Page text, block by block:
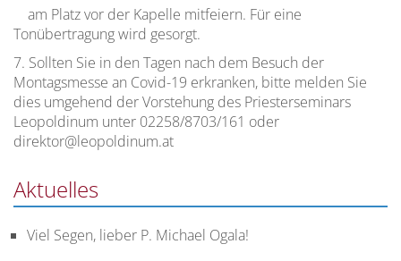
Stellvertreter
Studienordnung
des
Leopoldinums
Studium
Pastoralen
Lehrganges
der
Theologie
am Platz vor der Kapelle mitfeiern. Für eine
Tonübertragung wird gesorgt.
7. Sollten Sie in den Tagen nach dem Besuch der
Montagsmesse an Covid-19 erkranken, bitte melden Sie
dies umgehend der Vorstehung des Priesterseminars
Leopoldinum unter 02258/8703/161 oder
direktor@leopoldinum.at
Aktuelles
Viel Segen, lieber P. Michael Ogala!